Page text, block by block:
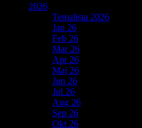
2026
Temalista 2026
Jan 26
Feb 26
Mar 26
Apr 26
Maj 26
Jun 26
Jul 26
Aug 26
Sep 26
Okt 26